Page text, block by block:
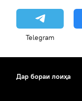
Telegram
Дар бораи лоиҳа